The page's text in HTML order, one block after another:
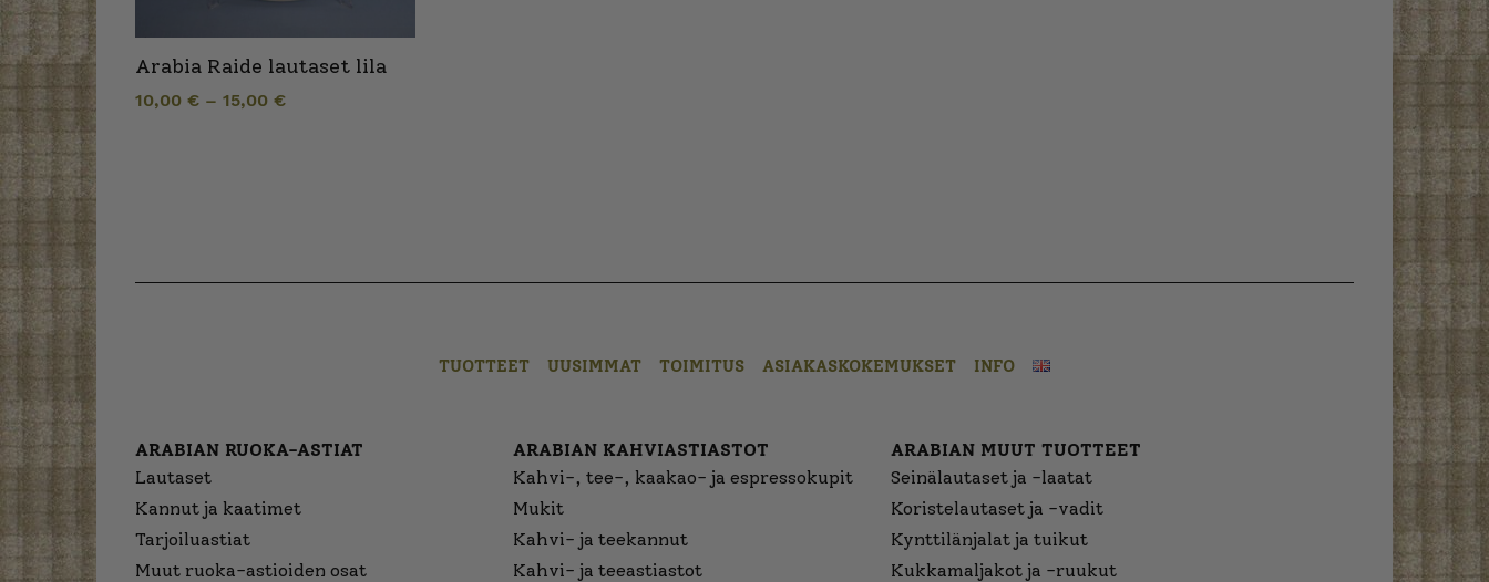
Arabia Raide lautaset lila
10,00 € – 15,00 €
TUOTTEET UUSIMMAT TOIMITUS ASIAKASKOKEMUKSET INFO
ARABIAN RUOKA-ASTIAT
Lautaset
Kannut ja kaatimet
Tarjoiluastiat
Muut ruoka-astioiden osat
ARABIAN KAHVIASTIASTOT
Kahvi-, tee-, kaakao- ja espressokupit
Mukit
Kahvi- ja teekannut
Kahvi- ja teeastiastot
ARABIAN MUUT TUOTTEET
Seinälautaset ja -laatat
Koristelautaset ja -vadit
Kynttilänjalat ja tuikut
Kukkamaljakot ja -ruukut